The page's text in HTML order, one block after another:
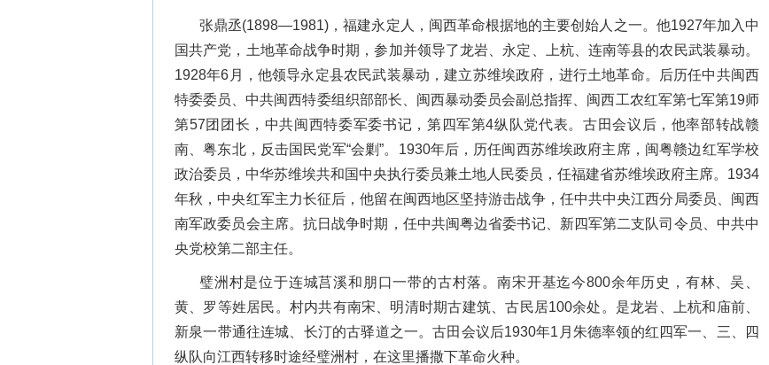
张鼎丞(1898—1981)，福建永定人，闽西革命根据地的主要创始人之一。他1927年加入中
国共产党，土地革命战争时期，参加并领导了龙岩、永定、上杭、连南等县的农民武装暴动。
1928年6月，他领导永定县农民武装暴动，建立苏维埃政府，进行土地革命。后历任中共闽西
特委委员、中共闽西特委组织部部长、闽西暴动委员会副总指挥、闽西工农红军第七军第19师
第57团团长，中共闽西特委军委书记，第四军第4纵队党代表。古田会议后，他率部转战赣
南、粤东北，反击国民党军“会剿”。1930年后，历任闽西苏维埃政府主席，闽粤赣边红军学校
政治委员，中华苏维埃共和国中央执行委员兼土地人民委员，任福建省苏维埃政府主席。1934
年秋，中央红军主力长征后，他留在闽西地区坚持游击战争，任中共中央江西分局委员、闽西
南军政委员会主席。抗日战争时期，任中共闽粤边省委书记、新四军第二支队司令员、中共中
央党校第二部主任。
璧洲村是位于连城莒溪和朋口一带的古村落。南宋开基迄今800余年历史，有林、吴、
黄、罗等姓居民。村内共有南宋、明清时期古建筑、古民居100余处。是龙岩、上杭和庙前、
新泉一带通往连城、长汀的古驿道之一。古田会议后1930年1月朱德率领的红四军一、三、四
纵队向江西转移时途经璧洲村，在这里播撒下革命火种。